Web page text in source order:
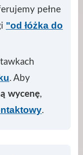
pełne
"od łóżka do
. Aby
wycenę,
.